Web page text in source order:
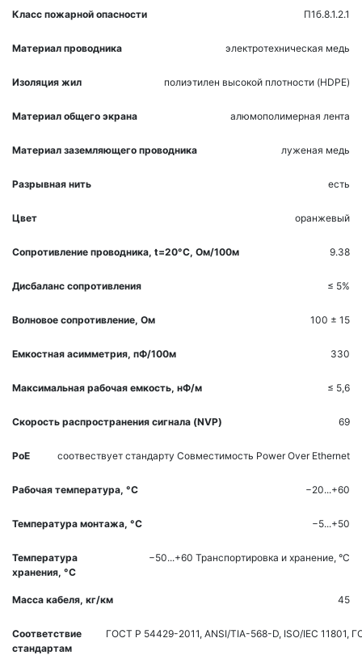
Класс пожарной опасности П1б.8.1.2.1
Материал проводника электротехническая медь
Изоляция жил полиэтилен высокой плотности (HDPE)
Материал общего экрана алюмополимерная лента
Материал заземляющего проводника луженая медь
Разрывная нить есть
Цвет оранжевый
Сопpотивление пpоводника, t=20°С, Ом/100м 9.38
Дисбаланс сопpотивления ≤ 5%
Волновое сопpотивление, Ом 100 ± 15
Емкостная асимметрия, пФ/100м 330
Максимальная pабочая емкость, нФ/м ≤ 5,6
Скорость распространения сигнала (NVP) 69
PoE соотвествует стандарту Совместимость Power Over Ethernet
Рабочая температура, °С −20...+60
Температура монтажа, °С −5...+50
Температура
хранения, °С
−50...+60 Транспортировка и хранение, °С
Масса кабеля, кг/км 45
Соответствие
стандартам
ГОСТ Р 54429-2011, ANSI/TIA-568-D, ISO/IEC 11801,